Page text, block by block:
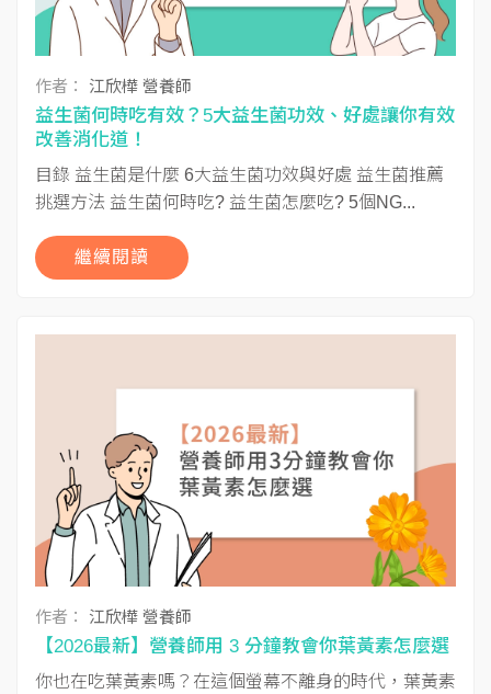
作者： 江欣樺 營養師
益生菌何時吃有效？5大益生菌功效、好處讓你有效
改善消化道！
目錄 益生菌是什麼 6大益生菌功效與好處 益生菌推薦
挑選方法 益生菌何時吃? 益生菌怎麼吃? 5個NG...
繼續閱讀
作者： 江欣樺 營養師
【2026最新】營養師用 3 分鐘教會你葉黃素怎麼選
你也在吃葉黃素嗎？在這個螢幕不離身的時代，葉黃素